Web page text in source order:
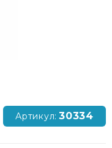
Артикул: 30334